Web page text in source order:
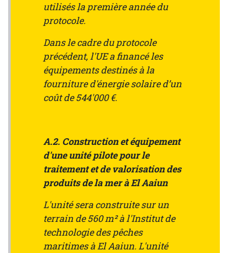
utilisés la première année du
protocole.
Dans le cadre du protocole
précédent, l'UE a financé les
équipements destinés à la
fourniture d'énergie solaire d’un
coût de 544'000 €.
A.2. Construction et équipement
d'une unité pilote pour le
traitement et de valorisation des
produits de la mer à El Aaiun
L'unité sera construite sur un
terrain de 560 m² à l'Institut de
technologie des pêches
maritimes à El Aaiun. L'unité